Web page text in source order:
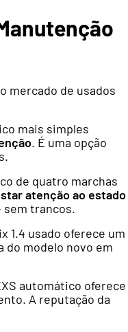
mercado de usados
mais simples
. É uma opção
de quatro marchas
atenção ao estado
sem trancos.
1.4 usado oferece um
do modelo novo em
automático oferece
A reputação da